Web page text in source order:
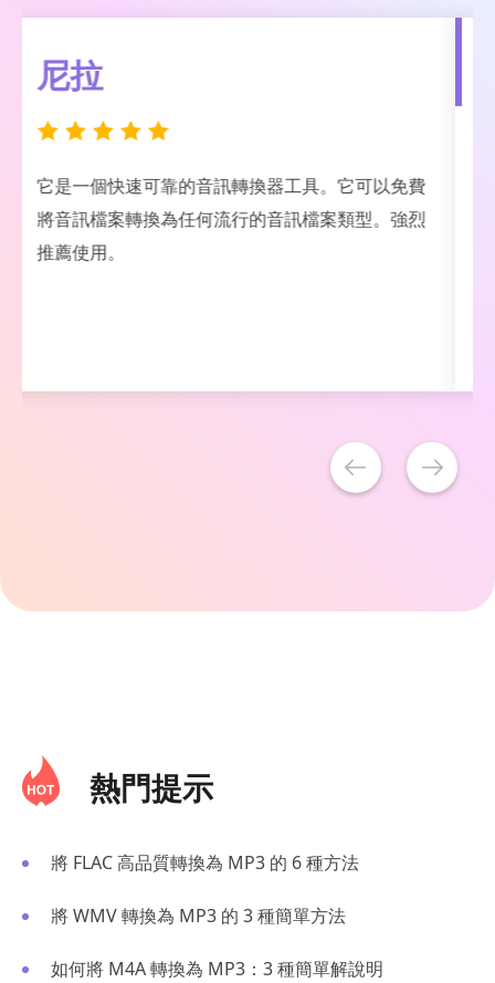
裡亞
使用這個線上工具將我的音樂轉換為 iPhone 支援
的格式讓我有點不知所措。愛它！！
熱門提示
將 FLAC 高品質轉換為 MP3 的 6 種方法
將 WMV 轉換為 MP3 的 3 種簡單方法
如何將 M4A 轉換為 MP3：3 種簡單解說明